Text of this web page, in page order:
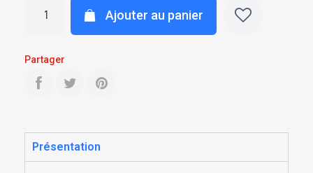
Ajouter au panier
Partager
Présentation